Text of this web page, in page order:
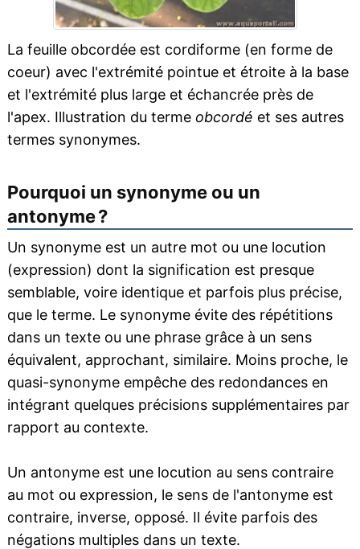
La feuille obcordée est cordiforme (en forme de
coeur) avec l'extrémité pointue et étroite à la base
et l'extrémité plus large et échancrée près de
l'apex. Illustration du terme obcordé et ses autres
termes synonymes.
Pourquoi un synonyme ou un
antonyme ?
Un synonyme est un autre mot ou une locution
(expression) dont la signification est presque
semblable, voire identique et parfois plus précise,
que le terme. Le synonyme évite des répétitions
dans un texte ou une phrase grâce à un sens
équivalent, approchant, similaire. Moins proche, le
quasi-synonyme empêche des redondances en
intégrant quelques précisions supplémentaires par
rapport au contexte.
Un antonyme est une locution au sens contraire
au mot ou expression, le sens de l'antonyme est
contraire, inverse, opposé. Il évite parfois des
négations multiples dans un texte.